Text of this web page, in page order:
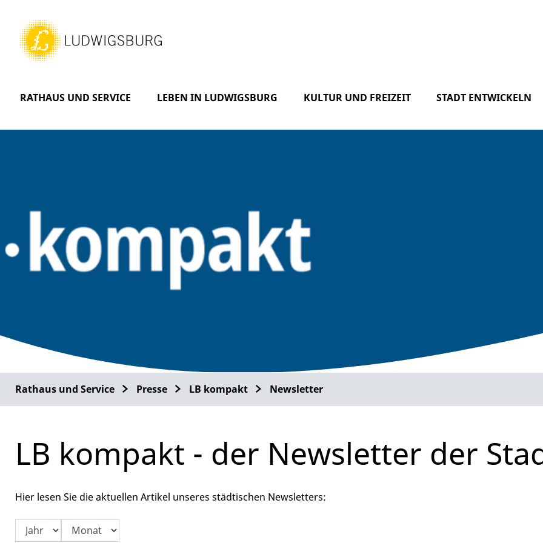
RATHAUS UND SERVICE LEBEN IN LUDWIGSBURG KULTUR UND FREIZEIT STADT ENTWICKELN
Rathaus und Service Presse LB kompakt Newsletter
LB kompakt - der Newsletter der
Hier lesen Sie die aktuellen Artikel unseres städtischen Newsletters: